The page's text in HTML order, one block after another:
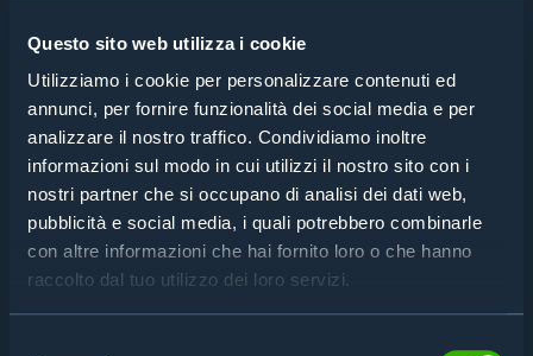
Questo sito web utilizza i cookie
Utilizziamo i cookie per personalizzare contenuti ed
annunci, per fornire funzionalità dei social media e per
analizzare il nostro traffico. Condividiamo inoltre
informazioni sul modo in cui utilizzi il nostro sito con i
nostri partner che si occupano di analisi dei dati web,
pubblicità e social media, i quali potrebbero combinarle
con altre informazioni che hai fornito loro o che hanno
raccolto dal tuo utilizzo dei loro servizi.
CARATTERISTICHE